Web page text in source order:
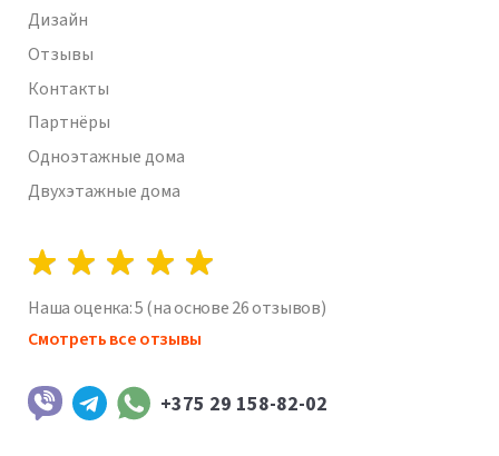
Дизайн
Отзывы
Контакты
Партнёры
Одноэтажные дома
Двухэтажные дома
Наша оценка:5(на основе26отзывов)
Смотреть все отзывы
+375 29 158-82-02